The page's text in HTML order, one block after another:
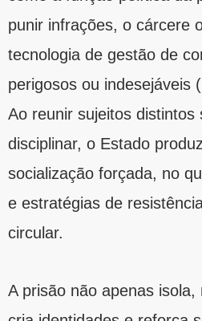
punir infrações, o cárcere
tecnologia de gestão de
perigosos ou indesejáveis
Ao reunir sujeitos distintos
disciplinar, o Estado
socialização forçada, no
e estratégias de
circular.
A prisão não apenas